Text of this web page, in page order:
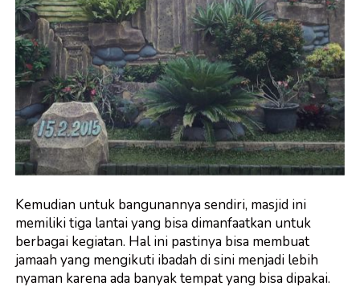
Kemudian untuk bangunannya sendiri, masjid ini
memiliki tiga lantai yang bisa dimanfaatkan untuk
berbagai kegiatan. Hal ini pastinya bisa membuat
jamaah yang mengikuti ibadah di sini menjadi lebih
nyaman karena ada banyak tempat yang bisa dipakai.